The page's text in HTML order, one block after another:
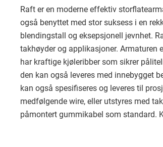
Raft er en moderne effektiv
også benyttet med stor suksess i en
blendingstall og eksepsjonell jevnhet.
takhøyder og applikasjoner.
har kraftige kjøleribber som sikrer
den kan også leveres med innebygget
kan også spesifiseres og leveres til
medfølgende wire, eller utstyres med
påmontert gummikabel som standard.